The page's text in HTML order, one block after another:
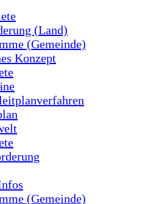
(Land)
(Gemeinde)
Konzept
(Gemeinde)